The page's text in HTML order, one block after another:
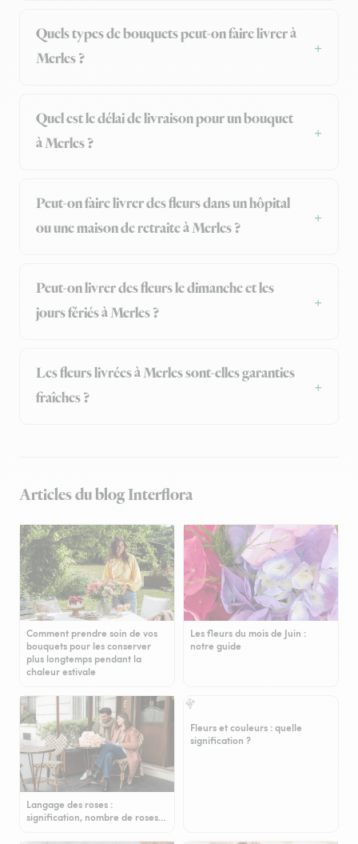
Quels types de bouquets peut-on faire livrer à
Merles ?
Quel est le délai de livraison pour un bouquet
à Merles ?
Peut-on faire livrer des fleurs dans un hôpital
ou une maison de retraite à Merles ?
Peut-on livrer des fleurs le dimanche et les
jours fériés à Merles ?
Les fleurs livrées à Merles sont-elles garanties
fraîches ?
Articles du blog Interflora
Comment prendre soin de vos
bouquets pour les conserver
plus longtemps pendant la
chaleur estivale
Les fleurs du mois de Juin :
notre guide
Langage des roses :
signification, nombre de roses…
Fleurs et couleurs : quelle
signification ?